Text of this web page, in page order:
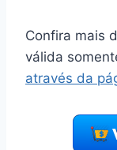
Confira mais
válida
através da